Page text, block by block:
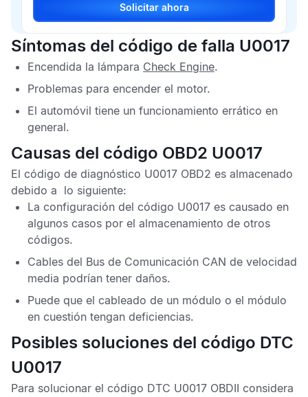
Solicitar ahora
Síntomas del código de falla U0017
Encendida la lámpara Check Engine.
Problemas para encender el motor.
El automóvil tiene un funcionamiento errático en
general.
Causas del código OBD2 U0017
El código de diagnóstico U0017 OBD2 es almacenado
debido a lo siguiente:
La configuración del código U0017 es causado en
algunos casos por el almacenamiento de otros
códigos.
Cables del Bus de Comunicación CAN de velocidad
media podrían tener daños.
Puede que el cableado de un módulo o el módulo
en cuestión tengan deficiencias.
Posibles soluciones del código DTC
U0017
Para solucionar el código DTC U0017 OBDII considera